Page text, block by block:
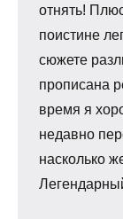
отнять!
поистине
сюжете
прописана
время я
недавно
насколько